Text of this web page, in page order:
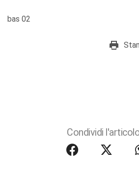
bas 02
Condividi